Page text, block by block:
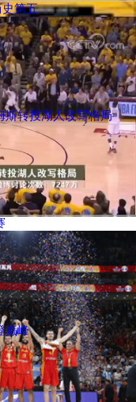
第五
斯转投湖人改写格局
巅峰